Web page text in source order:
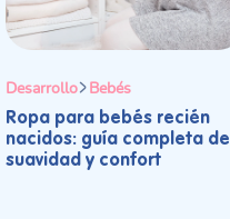
Desarrollo Bebés
Ropa para bebés recién
nacidos: guía completa de
suavidad y confort